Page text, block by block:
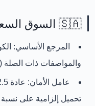
🇸🇦 السوق السعودي
المرجع الأساسي:
والمواصفات ذات الصلة
عامل الأمان:
تحميل إلزامية على نسبة من